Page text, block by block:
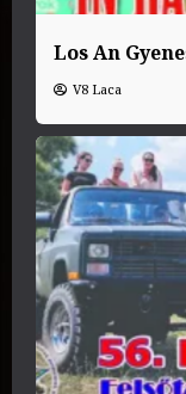
Los An
V8 Laca